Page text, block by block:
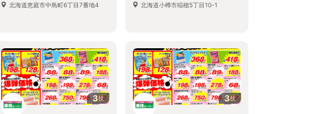
北海道恵庭市中島町6丁目7番地4
北海道小樽市稲穂5丁目10-1
3枚 3枚